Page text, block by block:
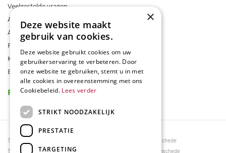
Veelgestelde vragen
Algemene voorwaarden
Assortiment
Folder
Klantenkaart
Blog
Reviews
Tuincentrum Borghuis
Tuinmeubels
Tuinmeubels Enschede
Tuinmeubelen Enschede
×
Deze website maakt
gebruik van cookies.
Deze website gebruikt cookies om uw
gebruikerservaring te verbeteren. Door
onze website te gebruiken, stemt u in met
alle cookies in overeenstemming met ons
Cookiebeleid. Lees verder
STRIKT NOODZAKELIJK
PRESTATIE
TARGETING